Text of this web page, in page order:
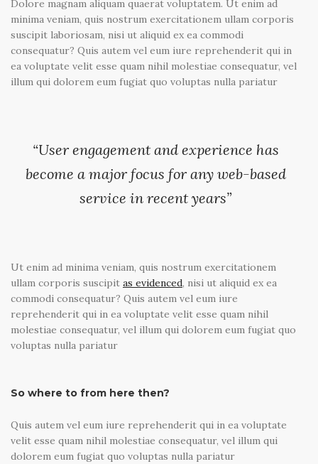
Dolore magnam aliquam quaerat voluptatem. Ut enim ad
minima veniam, quis nostrum exercitationem ullam corporis
suscipit laboriosam, nisi ut aliquid ex ea commodi
consequatur? Quis autem vel eum iure reprehenderit qui in
ea voluptate velit esse quam nihil molestiae consequatur, vel
illum qui dolorem eum fugiat quo voluptas nulla pariatur
“User engagement and experience has
become a major focus for any web-based
service in recent years”
Ut enim ad minima veniam, quis nostrum exercitationem
ullam corporis suscipit as evidenced, nisi ut aliquid ex ea
commodi consequatur? Quis autem vel eum iure
reprehenderit qui in ea voluptate velit esse quam nihil
molestiae consequatur, vel illum qui dolorem eum fugiat quo
voluptas nulla pariatur
So where to from here then?
Quis autem vel eum iure reprehenderit qui in ea voluptate
velit esse quam nihil molestiae consequatur, vel illum qui
dolorem eum fugiat quo voluptas nulla pariatur